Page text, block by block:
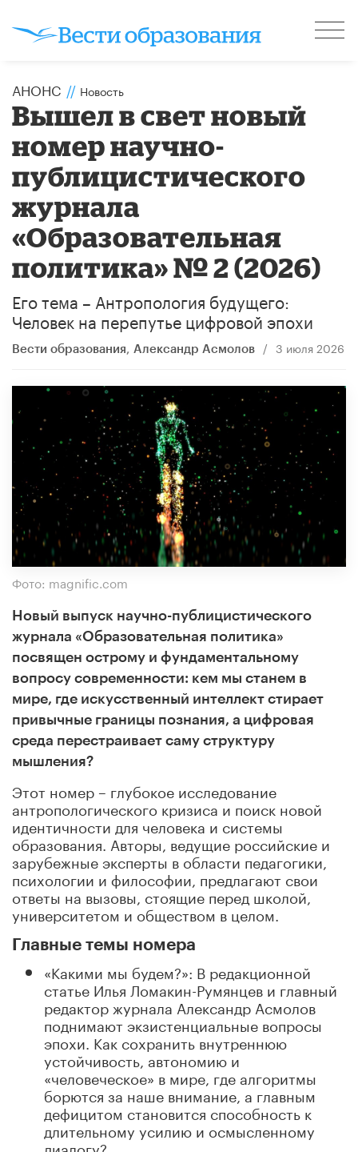
АНОНС // Новость
Вышел в свет новый
номер научно-
публицистического
журнала
«Образовательная
политика» № 2 (2026)
Его тема – Антропология будущего:
Человек на перепутье цифровой эпохи
Вести образования, Александр Асмолов / 3 июля 2026
Фото: magnific.com
Новый выпуск научно-публицистического
журнала «Образовательная политика»
посвящен острому и фундаментальному
вопросу современности: кем мы станем в
мире, где искусственный интеллект стирает
привычные границы познания, а цифровая
среда перестраивает саму структуру
мышления?
Этот номер – глубокое исследование
антропологического кризиса и поиск новой
идентичности для человека и системы
образования. Авторы, ведущие российские и
зарубежные эксперты в области педагогики,
психологии и философии, предлагают свои
ответы на вызовы, стоящие перед школой,
университетом и обществом в целом.
Главные темы номера
«Какими мы будем?»: В редакционной
статье Илья Ломакин-Румянцев и главный
редактор журнала Александр Асмолов
поднимают экзистенциальные вопросы
эпохи. Как сохранить внутреннюю
устойчивость, автономию и
«человеческое» в мире, где алгоритмы
борются за наше внимание, а главным
дефицитом становится способность к
длительному усилию и осмысленному
диалогу?